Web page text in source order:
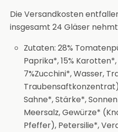
Die Versandkosten
insgesamt 24 Gläser
Zutaten: 28%
Paprika*, 15%
7%Zucchini*, Wasser,
Sahne*, Stärke*,
Meersalz, Gewürze*
Pfeffer), Petersilie*,